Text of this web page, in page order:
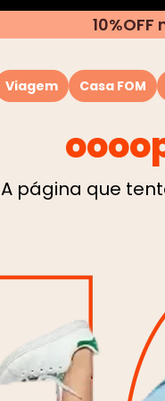
Viagem Casa FOM
A página que